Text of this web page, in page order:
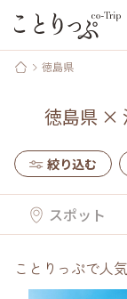
徳島県
徳島県 ×
絞り込む
スポット
ことりっぷで人